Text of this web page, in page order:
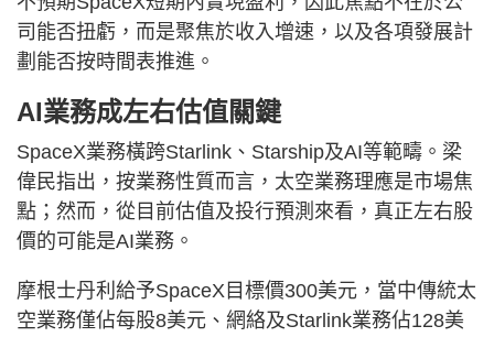
司能否扭虧，而是聚焦於收入增速，以及各項發展計
劃能否按時間表推進。
AI業務成左右估值關鍵
SpaceX業務橫跨Starlink、Starship及AI等範疇。梁
偉民指出，按業務性質而言，太空業務理應是市場焦
點；然而，從目前估值及投行預測來看，真正左右股
價的可能是AI業務。
摩根士丹利給予SpaceX目標價300美元，當中傳統太
空業務僅佔每股8美元、網絡及Starlink業務佔128美